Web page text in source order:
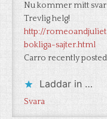
Nu kommer mitt
Trevlig helg!
http://
bokliga-sajter.html
Carro recently
Laddar in …
Svara